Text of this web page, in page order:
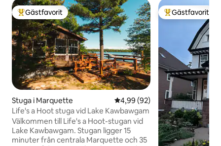
Populär gästfavorit
Gästfavorit
Stuga i Marquette 4,99 av 5 i genomsnittligt
4,99 (92)
Life's a Hoot stuga vid Lake Kawbawgam
Välkommen till Life's a Hoot-stugan vid
Lake Kawbawgam. Stugan ligger 15
minuter från centrala Marquette och 35
Populär
Gästfavorit